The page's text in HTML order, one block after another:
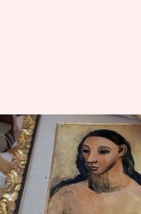
पिकासो की पेंटिंग की
था शख्स, लगा 414
जुर्माना
लेखन अंजली Jan 17, 2020 05:33 pm
क्या है खबर?